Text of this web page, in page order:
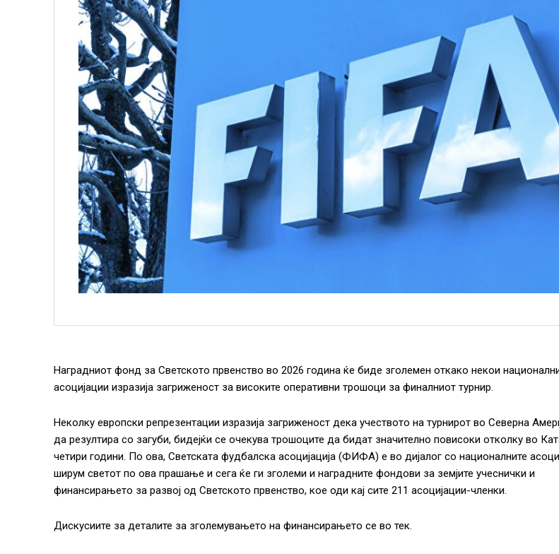
Наградниот фонд за Светското првенство во 2026 година ќе биде зголемен откако некои
асоцијации изразија загриженост за високите оперативни трошоци за финалниот турнир.
Неколку европски репрезентации изразија загриженост дека учеството на турнирот во Северна
да резултира со загуби, бидејќи се очекува трошоците да бидат значително повисоки отколку во
четири години. По ова, Светската фудбалска асоцијација (ФИФА) е во дијалог со националните
ширум светот по ова прашање и сега ќе ги зголеми и наградните фондови за земјите учеснички и
финансирањето за развој од Светското првенство, кое оди кај сите 211 асоцијации-членки.
Дискусиите за деталите за зголемувањето на финансирањето се во тек.